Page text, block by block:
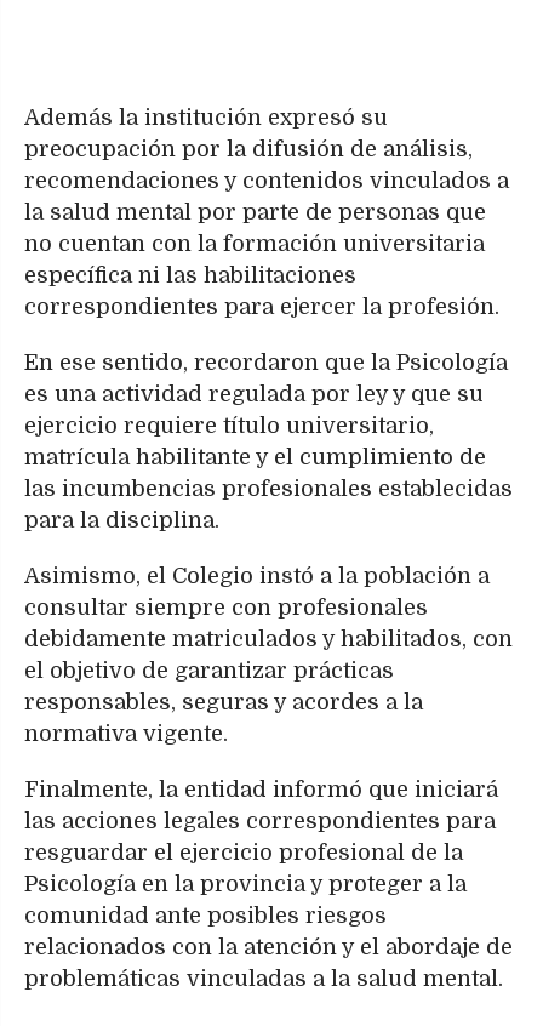
Además la institución expresó su
preocupación por la difusión de análisis,
recomendaciones y contenidos vinculados a
la salud mental por parte de personas que
no cuentan con la formación universitaria
específica ni las habilitaciones
correspondientes para ejercer la profesión.
En ese sentido, recordaron que la Psicología
es una actividad regulada por ley y que su
ejercicio requiere título universitario,
matrícula habilitante y el cumplimiento de
las incumbencias profesionales establecidas
para la disciplina.
Asimismo, el Colegio instó a la población a
consultar siempre con profesionales
debidamente matriculados y habilitados, con
el objetivo de garantizar prácticas
responsables, seguras y acordes a la
normativa vigente.
Finalmente, la entidad informó que iniciará
las acciones legales correspondientes para
resguardar el ejercicio profesional de la
Psicología en la provincia y proteger a la
comunidad ante posibles riesgos
relacionados con la atención y el abordaje de
problemáticas vinculadas a la salud mental.